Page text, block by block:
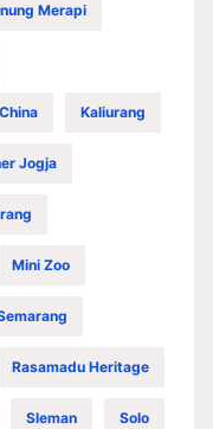
Merapi
Kaliurang
Jogja
Mini Zoo
Rasamadu Heritage
Sleman Solo